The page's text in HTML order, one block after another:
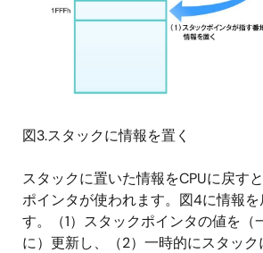
図3.スタックに情報を置く
スタックに置いた情報をCPUに戻す
ポインタが使われます。図4に情報を
す。（1）スタックポインタの値を（
に）更新し、（2）一時的にスタッ